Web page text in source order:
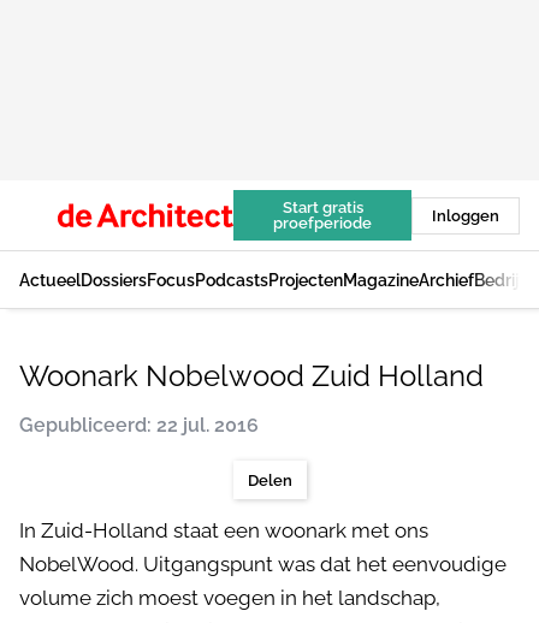
Start gratis
proefperiode
Inloggen
ActueelDossiersFocusPodcastsProjectenMagazineArchief
Woonark Nobelwood Zuid Holland
Gepubliceerd: 22 jul. 2016
Delen
In Zuid-Holland staat een woonark met ons
NobelWood. Uitgangspunt was dat het eenvoudige
volume zich moest voegen in het landschap,